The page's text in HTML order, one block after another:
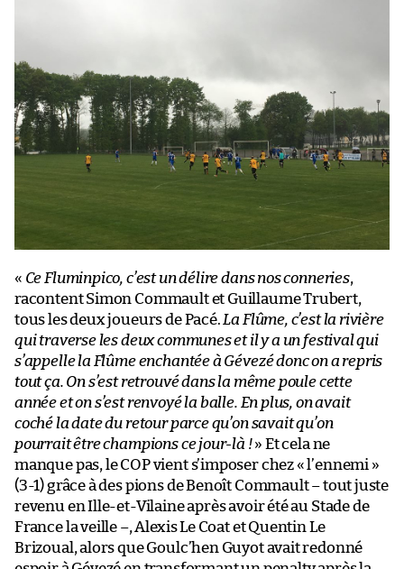
« Ce Fluminpico, c’est un délire dans nos conneries,
racontent Simon Commault et Guillaume Trubert,
tous les deux joueurs de Pacé. La Flûme, c’est la rivière
qui traverse les deux communes et il y a un festival qui
s’appelle la Flûme enchantée à Gévezé donc on a repris
tout ça. On s’est retrouvé dans la même poule cette
année et on s’est renvoyé la balle. En plus, on avait
coché la date du retour parce qu’on savait qu’on
pourrait être champions ce jour-là !» Et cela ne
manque pas, le COP vient s’imposer chez « l’ennemi »
(3-1) grâce à des pions de Benoît Commault – tout juste
revenu en Ille-et-Vilaine après avoir été au Stade de
France la veille –, Alexis Le Coat et Quentin Le
Brizoual, alors que Goulc’hen Guyot avait redonné